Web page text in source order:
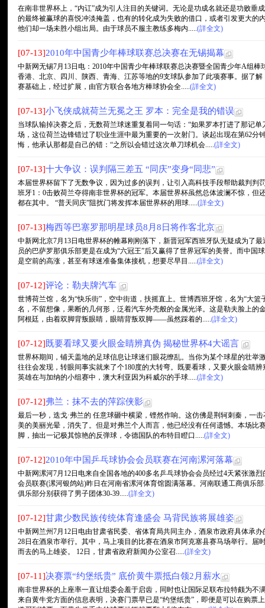
在南非世界杯上，“内讧”成为引人注目的关键词。无论是功成名就还是功败垂
的最终被赢球的喜悦冲淡掩盖，也有的转化成为失败的借口，或者引发更大的
他们却一场未胜小组出局。由于球员不服主教练多梅内.....(詳全文)
[07-13]2010年中国青少年棒球联赛总决赛在无锡揭幕
中新网无锡7月13日电：2010年中国青少年棒球联赛总决赛暨全国青少年A组
香港、北京、四川、陕西、青海、江苏等地的9支球队参加了此项赛事。据了
赛基础上，经过扩展，由官方联合各地方棒球协会全.....(詳全文)
[07-13]小飞侠成就荷兰无冕之王 罗本：完全是我的错误
当球队输掉决赛之后，无数荷兰球迷重复着同一句话：“如果罗本打进了那记
场，这位荷兰边锋错过了职业生涯中最为重要的一次射门。谈起出现在第62分
悔，他承认那都是自己的错：“之所以会错过这次单刀球机会.....(詳全文)
[07-13]十大争议：误判隔三差五 “同庆”变身“同悲”
本届世界杯留下了无数争议，因为过多的误判，让引入高科技手段帮助裁判判
班牙1：0击败荷兰夺得南非世界杯的冠军。本届世界杯虽然总体波澜不惊，但
都在其中。 “普天同庆”阻扰门将发挥本届世界杯的用球.....(詳全文)
[07-13]梅西等巴塞罗那明星球员8月8日将作客北京
中新网北京7月13日电世界杯的帷幕刚刚落下，新晋冠军西班牙队无疑成为了
员的巴萨罗那俱乐部更是在成为“六冠王”后又赢得了世界冠军的美誉。而中国
是空前的高涨，甚至有球迷准备集体接机，想要尽早目.....(詳全文)
[07-12]评论：勒夫牌汽车
世博荷兰馆，名为“快乐街”，空中街道，扶摇直上。世博西班牙馆，名为“大
名，不留想像，果断的几何形，泛着汽车外壳般的金属光泽。这是勒夫脸上的
阿根廷，由着双脚背叛眼睛，眼睛背叛双脚——虽然踩着的.....(詳全文)
[07-12]既要看球又要火眼金睛辨真伪 揭秘世界杯4大谣言
世界杯期间，铺天盖地的足球信息让球迷们眼花缭乱。当你为某个球星的壮举
往往会发现，转眼间事实就来了个180度的大转弯。既要看球，又要火眼金睛
英雄在与加纳的小组赛中，澳大利亚因为科威尔的手球.....(詳全文)
[07-12]弗兰：抹不去的萍踪侠影
最后一秒，迭戈·弗兰的 任意球砸中横梁，铿然作响。这仿佛是荆轲刺秦，一
美的美丽光晕，消失了。但是对弗兰个人而言，他已经没有任何遗憾。本场比
脚，抽出一记极其惊艳的反弹球，令德国队的布特目瞪口.....(詳全文)
[07-12]2010年中国乒乓球协会会员联赛在河南漯河落幕
中新网漯河7月12日电来自全国各地的400多名乒乓球协会会员经过4天紧张激
会员联赛(漯河银鸽站)昨日在河南省漯河体育馆圆满落幕。河南联通工商俱乐
俱乐部分别获得了男子团体30-39.....(詳全文)
[07-12]甘肃少数民族传统体育逢盛会 马背民族将展雄姿
中新网兰州7月12日电由甘肃省民委、省体育局共同主办，酒泉市政府具体承
28日在酒泉市举行。其中，马上项目的比赛在酒泉市阿克塞县赛马场举行。届
而去的马上雄姿。 12日，甘肃省政府新闻办公室召.....(詳全文)
[07-11]决赛票“约堡纸贵” 底价黄牛票抵白领2月薪水
南非世界杯的上座率一直让组委会羞于启齿，同时也让国际足联布拉特颇为不
来自黄牛党方面的信息表明，决赛门票早已是“约堡纸贵”，即便是可以在购票